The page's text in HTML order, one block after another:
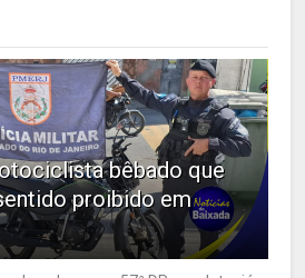
bêbado que
proibido em